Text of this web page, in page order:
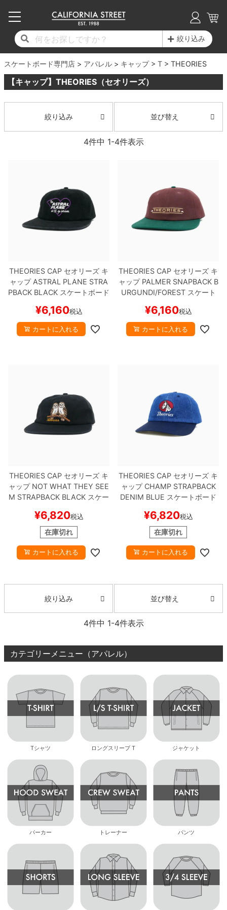
絞り込み
スケートボード専門店 アパレル キャップ T THEORIES
【キャップ】THEORIES（セオリーズ）
絞り込み 並び替え
4件中 1-4件表示
THEORIES CAP セオリーズ キ
ャップASTRAL PLANE STRA
PBACK BLACK スケートボード
¥6,160税込
カートに入れる
THEORIES CAP セオリーズ キ
ャップPALMER SNAPBACKB
URGUNDI/FORESTスケート
¥6,160税込
カートに入れる
THEORIES CAP セオリーズ キ
ャップNOT WHAT THEY SEE
M STRAPBACK BLACK スケー
¥6,820税込
在庫切れ
カートに入れる
THEORIES CAP セオリーズ キ
ャップCHAMP STRAPBACK
DENIM BLUE スケートボード
¥6,820税込
在庫切れ
カートに入れる
絞り込み 並び替え
4件中 1-4件表示
カテゴリーメニュー（アパレル）
Tシャツ ロングスリーブ T ジャケット
パーカー トレーナー パンツ
17時までのご注文は当日発送！
11,000円以上で送料無料！
毎月1日はポイント5倍！10日と20日は3倍！
コンプリートセット（完成品）
デッキ
17時までのご注文は当日発送！
11,000円以上で送料無料！
毎月1日はポイント5倍！10日と20日は3倍！
デッキ新着一覧
デッキブランド一覧（全てのデッキ）
サイズからデッキを選ぶ
子供用デッキ
7.0inch以下
7.2inch
7.8inch
8.0inch
8.1inch
8.2inch
8.6inch
8.8inch
9.0inch以上
シェイプデッキ
高性能デッキ
17時までのご注文は当日発送！
11,000円以上で送料無料！
毎月1日はポイント5倍！10日と20日は3倍！
トラック新着一覧
トラックブランド一覧（全てのトラック）
適合デッキサイズから選ぶ
7.0inch以下
7.2inch
7.3inch
7.9inch
8.1inch
8.2inch
8.3inch
8.7inch
8.9inch
17時までのご注文は当日発送！
11,000円以上で送料無料！
毎月1日はポイント5倍！10日と20日は3倍！
ウィール新着一覧
ウィールブランド一覧（全てのウィール）
ウィールをサイズから選ぶ
50mm
51mm
52mm
57mm
59mm
60mm
62mm
70mm
75mm
ボーンズ XF（エックスフォーミュラ）
ボーンズ STF（エスティーエフ）
ラ）
ソフトウィール（クルーザー）
ベアリング
デッキテープ
パーツ・その他
ヘルメット・パッド
メディア（雑誌・DVD・CD）
17時までのご注文は当日発送！
11,000円以上で送料無料！
毎月1日はポイント5倍！10日と20日は3倍！
シューズ新着一覧
シューズブランド一覧
シューズをサイズから選ぶ
20cm
21cm
22cm
24.5cm
25.5cm
26cm
26.5cm
28.5cm
29.5cm
インソール
シューレース・その他
17時までのご注文は当日発送！
11,000円以上で送料無料！
毎月1日はポイント5倍！10日と20日は3倍！
Tシャツ
ロングスリーブTシャツ
トレーナー・セーター
パンツ
長袖ボタンシャツ
半袖シャツ
アンダーウエア
サイズの測り方
17時までのご注文は当日発送！
11,000円以上で送料無料！
毎月1日はポイント5倍！10日と20日は3倍！
最新ブログ一覧
カテゴリー
17時までのご注文は当日発送！
11,000円以上で送料無料！
毎月1日はポイント5倍！10日と20日は3倍！
初心者の方へ
ブランド紹介
INFO
17時までのご注文は当日発送！
11,000円以上で送料無料！
毎月1日はポイント5倍！10日と20日は3倍！
店舗情報
ショップライダー紹介
プライバシーポリシー